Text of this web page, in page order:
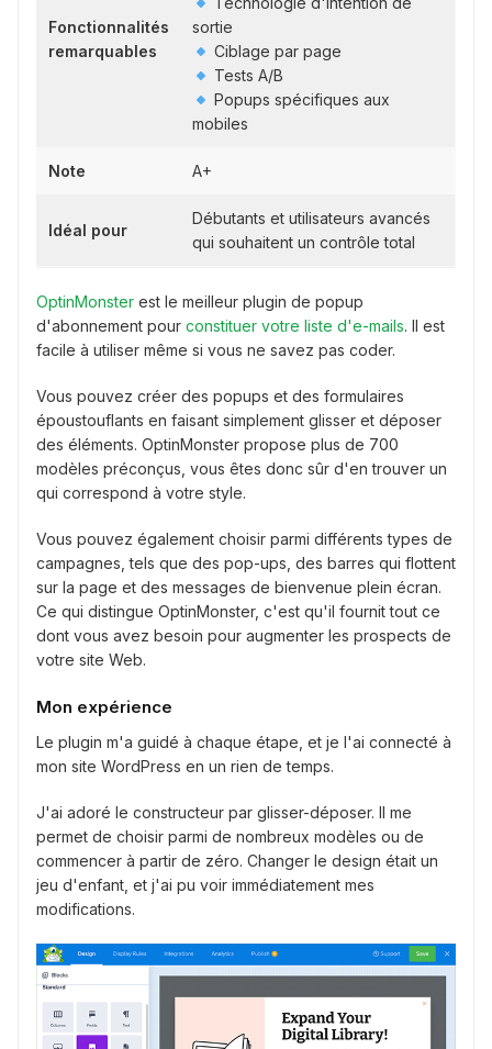
Fonctionnalités
remarquables
sortie
Ciblage par page
Tests A/B
Popups spécifiques aux
mobiles
Note A+
Idéal pour
Débutants et utilisateurs avancés
qui souhaitent un contrôle total
OptinMonster est le meilleur plugin de popup
d'abonnement pour constituer votre liste d'e-mails. Il est
facile à utiliser même si vous ne savez pas coder.
Vous pouvez créer des popups et des formulaires
époustouflants en faisant simplement glisser et déposer
des éléments. OptinMonster propose plus de 700
modèles préconçus, vous êtes donc sûr d'en trouver un
qui correspond à votre style.
Vous pouvez également choisir parmi différents types de
campagnes, tels que des pop-ups, des barres qui flottent
sur la page et des messages de bienvenue plein écran.
Ce qui distingue OptinMonster, c'est qu'il fournit tout ce
dont vous avez besoin pour augmenter les prospects de
votre site Web.
Mon expérience
Le plugin m'a guidé à chaque étape, et je l'ai connecté à
mon site WordPress en un rien de temps.
J'ai adoré le constructeur par glisser-déposer. Il me
permet de choisir parmi de nombreux modèles ou de
commencer à partir de zéro. Changer le design était un
jeu d'enfant, et j'ai pu voir immédiatement mes
modifications.